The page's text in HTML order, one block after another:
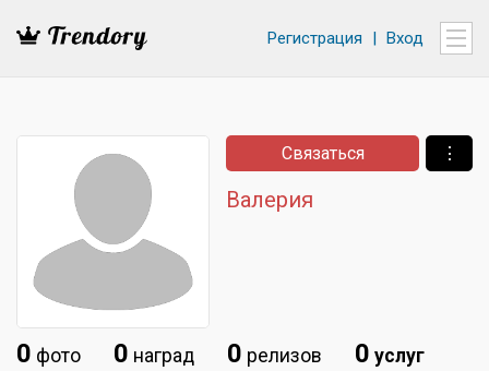
Регистрация | Вход
Валерия
Связаться ⋮
0 фото 0 наград 0 релизов 0 услуг